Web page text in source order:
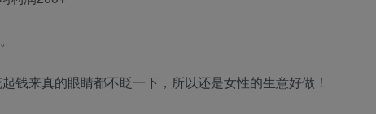
钱来真的眼睛都不眨一下，所以还是女性的生意好做！